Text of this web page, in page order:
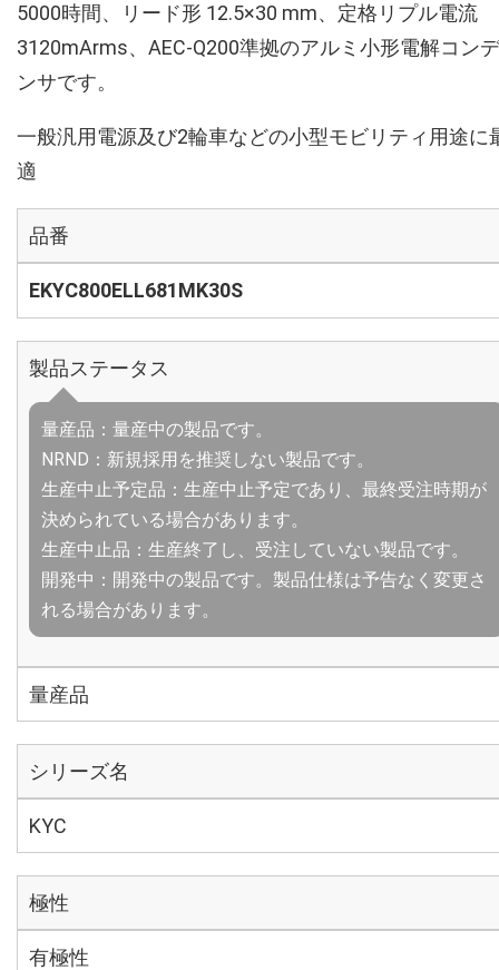
5000時間、リード形 12.5×30 mm、定格リプル電流
3120mArms、AEC-Q200準拠のアルミ小形電解コンデ
ンサです。
一般汎用電源及び2輪車などの小型モビリティ用途に
適
品番
EKYC800ELL681MK30S
製品ステータス
量産品：量産中の製品です。
NRND：新規採用を推奨しない製品です。
生産中止予定品：生産中止予定であり、最終受注時期が
決められている場合があります。
生産中止品：生産終了し、受注していない製品です。
開発中：開発中の製品です。製品仕様は予告なく変更さ
れる場合があります。
量産品
シリーズ名
KYC
極性
有極性